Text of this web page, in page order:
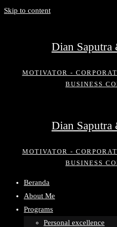
Skip to content
Dian Saputra
MOTIVATOR -
BUSINESS
Dian Saputra
MOTIVATOR -
BUSINESS
Beranda
About Me
Programs
Personal excellence